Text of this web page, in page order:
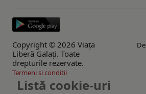
Copyright © 2026 Viaţa
Liberă Galaţi. Toate
drepturile rezervate.
Termeni si conditii
Listă cookie-uri